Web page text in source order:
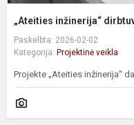
„Ateities inžinerija“
Paskelbta: 2026-02-02
Kategorija: Projektinė veikla
Projekte „Ateities inžinerija“